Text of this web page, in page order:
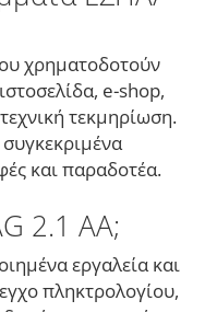
χρηματοδοτούν
e-shop,
τεκμηρίωση.
και παραδοτέα.
2.1 AA;
εργαλεία και
πληκτρολογίου,